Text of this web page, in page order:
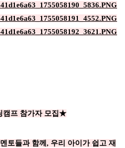
캠프 참가자 모집★
토들과 함께, 우리 아이가 쉽고 재